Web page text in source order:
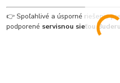
👉 Spoľahlivé a úsporné riešenie
podporené servisnou sieťou